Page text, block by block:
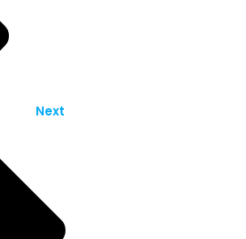
Next